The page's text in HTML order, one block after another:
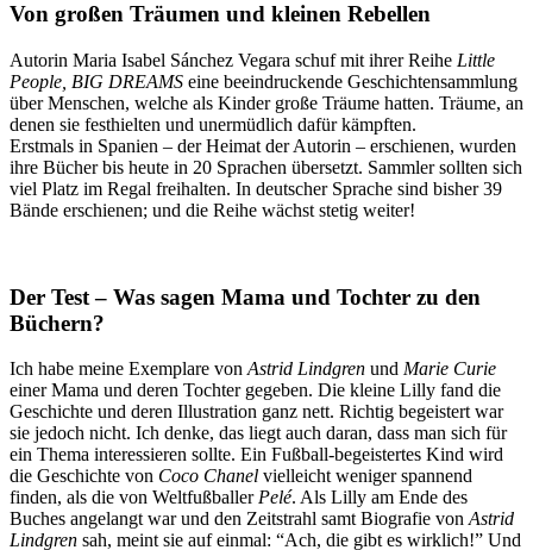
Von großen Träumen und kleinen Rebellen
Autorin Maria Isabel Sánchez Vegara schuf mit ihrer Reihe Little
People, BIG DREAMS eine beeindruckende Geschichtensammlung
über Menschen, welche als Kinder große Träume hatten. Träume, an
denen sie festhielten und unermüdlich dafür kämpften.
Erstmals in Spanien – der Heimat der Autorin – erschienen, wurden
ihre Bücher bis heute in 20 Sprachen übersetzt. Sammler sollten sich
viel Platz im Regal freihalten. In deutscher Sprache sind bisher 39
Bände erschienen; und die Reihe wächst stetig weiter!
Der Test – Was sagen Mama und Tochter zu den
Büchern?
Ich habe meine Exemplare von Astrid Lindgren und Marie Curie
einer Mama und deren Tochter gegeben. Die kleine Lilly fand die
Geschichte und deren Illustration ganz nett. Richtig begeistert war
sie jedoch nicht. Ich denke, das liegt auch daran, dass man sich für
ein Thema interessieren sollte. Ein Fußball-begeistertes Kind wird
die Geschichte von Coco Chanel vielleicht weniger spannend
finden, als die von Weltfußballer Pelé. Als Lilly am Ende des
Buches angelangt war und den Zeitstrahl samt Biografie von Astrid
Lindgren sah, meint sie auf einmal: “Ach, die gibt es wirklich!” Und